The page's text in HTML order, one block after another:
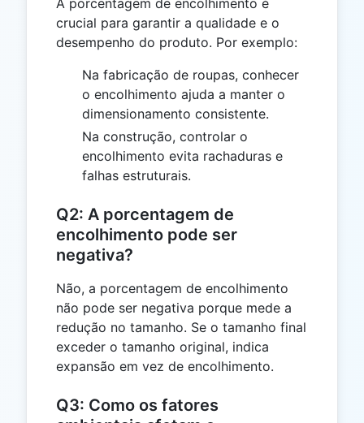
crucial para garantir a qualidade e o
desempenho do produto. Por exemplo:
Na fabricação de roupas, conhecer
o encolhimento ajuda a manter o
dimensionamento consistente.
Na construção, controlar o
encolhimento evita rachaduras e
falhas estruturais.
Q2: A porcentagem de
encolhimento pode ser
negativa?
Não, a porcentagem de encolhimento
não pode ser negativa porque mede a
redução no tamanho. Se o tamanho final
exceder o tamanho original, indica
expansão em vez de encolhimento.
Q3: Como os fatores